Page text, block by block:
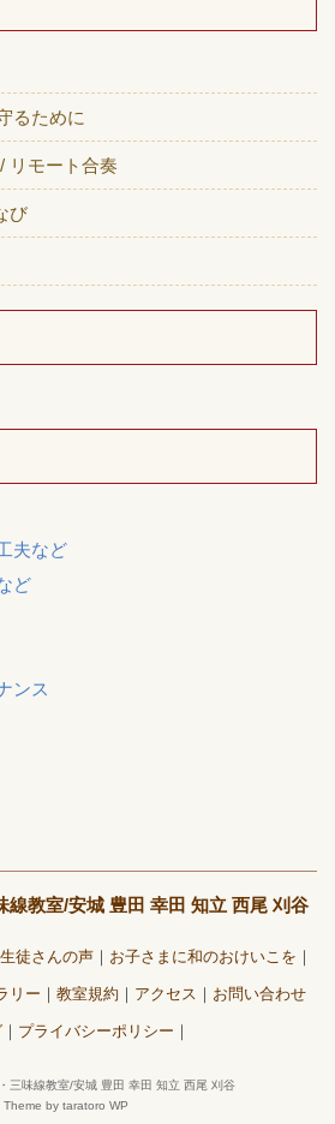
るために
リモート合奏
び
夫など
ど
ンス
線教室/安城 豊田 幸田 知立 西尾 刈谷
生徒さんの声 お子さまに和のおけいこを
リー 教室規約 アクセス お問い合わせ
プライバシーポリシー
三味線教室/安城 豊田 幸田 知立 西尾 刈谷
Theme by taratoro WP